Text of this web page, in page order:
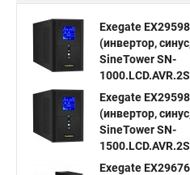
Exegate
(инвертор,
SineTower SN-
Exegate
(инвертор,
SineTower SN-
Exegate